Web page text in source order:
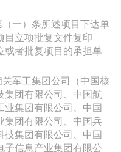
一）条所述项目下达单
目立项批复文件复印
或者批复项目的承担单
军工集团公司（中国核
集团有限公司、中国航
业集团有限公司、中国
集团有限公司、中国兵
技集团有限公司、中国
子信息产业集团有限公